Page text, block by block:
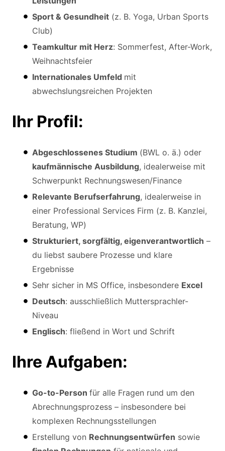
Sport & Gesundheit (z. B. Yoga, Urban Sports
Club)
Teamkultur mit Herz: Sommerfest, After-Work,
Weihnachtsfeier
Internationales Umfeld mit
abwechslungsreichen Projekten
Ihr Profil:
Abgeschlossenes Studium (BWL o. ä.) oder
kaufmännische Ausbildung, idealerweise mit
Schwerpunkt Rechnungswesen/Finance
Relevante Berufserfahrung, idealerweise in
einer Professional Services Firm (z. B. Kanzlei,
Beratung, WP)
Strukturiert, sorgfältig, eigenverantwortlich –
du liebst saubere Prozesse und klare
Ergebnisse
Sehr sicher in MS Office, insbesondere Excel
Deutsch: ausschließlich Muttersprachler-
Niveau
Englisch: fließend in Wort und Schrift
Ihre Aufgaben:
Go-to-Person für alle Fragen rund um den
Abrechnungsprozess – insbesondere bei
komplexen Rechnungsstellungen
Erstellung von Rechnungsentwürfen sowie